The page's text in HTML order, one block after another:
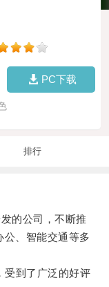
PC下载
排行
的公司，不断推
公、智能交通等多
到了广泛的好评